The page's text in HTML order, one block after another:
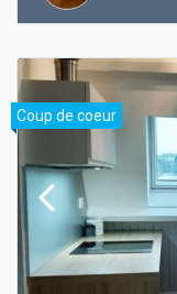
Coup de coeur